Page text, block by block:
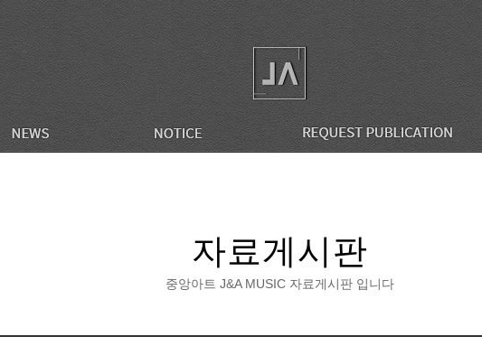
자료게시판
중앙아트 J&A MUSIC 자료게시판 입니다